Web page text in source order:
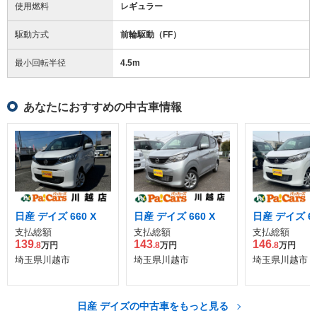
使用燃料 レギュラー
駆動方式 前輪駆動（FF）
最小回転半径 4.5m
あなたにおすすめの中古車情報
日産 デイズ 660 X
支払総額
139.8万円
埼玉県川越市
日産 デイズ 660 X
支払総額
143.8万円
埼玉県川越市
日産 デイズ
支払総額
146.8万円
埼玉県川越市
日産 デイズの中古車をもっと見る